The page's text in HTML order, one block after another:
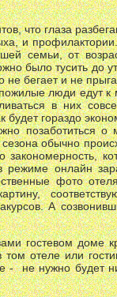
что глаза
и
семьи, от
было тусить до
бегает и не
пожилые люди едут
в них
будет гораздо
позаботиться о
обычно
режиме онлайн
фото
А
гостевом доме
отеле или
- не нужно будет